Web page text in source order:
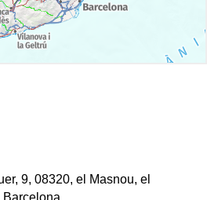
9, 08320, el Masnou, el
Barcelona